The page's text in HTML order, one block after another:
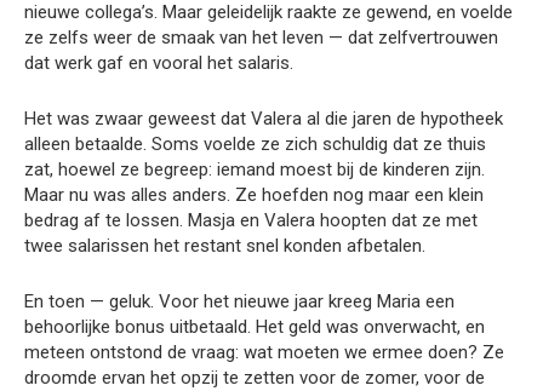
nieuwe collega’s. Maar geleidelijk raakte ze gewend, en voelde
ze zelfs weer de smaak van het leven — dat zelfvertrouwen
dat werk gaf en vooral het salaris.
Het was zwaar geweest dat Valera al die jaren de hypotheek
alleen betaalde. Soms voelde ze zich schuldig dat ze thuis
zat, hoewel ze begreep: iemand moest bij de kinderen zijn.
Maar nu was alles anders. Ze hoefden nog maar een klein
bedrag af te lossen. Masja en Valera hoopten dat ze met
twee salarissen het restant snel konden afbetalen.
En toen — geluk. Voor het nieuwe jaar kreeg Maria een
behoorlijke bonus uitbetaald. Het geld was onverwacht, en
meteen ontstond de vraag: wat moeten we ermee doen? Ze
droomde ervan het opzij te zetten voor de zomer, voor de